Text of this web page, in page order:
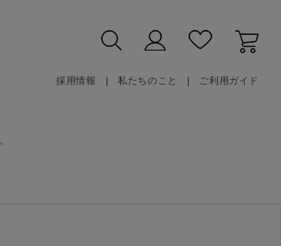
採用情報 私たちのこと ご利用ガイド